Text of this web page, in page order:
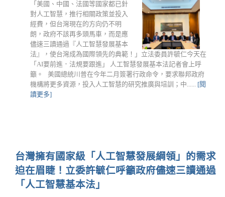
「美國、中國、法國等國家都已針
對人工智慧，推行相關政策並投入
經費，但台灣現在的方向仍不明
朗，政府不該再多頭馬車，而是應
儘速三讀通過『人工智慧發展基本
法』，使台灣成為國際領先的典範！」立法委員許毓仁今天在
「AI要前進．法規要跟進」 人工智慧發展基本法記者會上呼
籲。 美國總統川普在今年二月簽署行政命令，要求聯邦政府
機構將更多資源，投入人工智慧的研究推廣與培訓；中...... [閱
讀更多]
台灣擁有國家級「人工智慧發展綱領」的需求
迫在眉睫！立委許毓仁呼籲政府儘速三讀通過
「人工智慧基本法」